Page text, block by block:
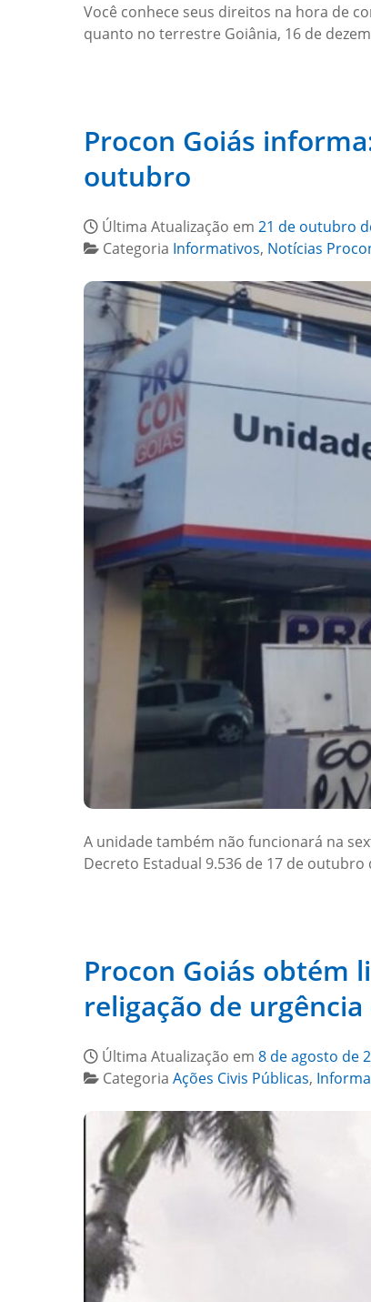
Você conhece seus direitos na hora de
quanto no terrestre Goiânia, 16 de
Procon Goiás
outubro
Última Atualização em 21 de outubro
Categoria Informativos, Notícias
A unidade também não funcionará na
Decreto Estadual 9.536 de 17 de
Procon Goiás obtém
religação de
Última Atualização em 8 de agosto de
Categoria Ações Civis Públicas,